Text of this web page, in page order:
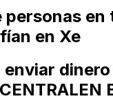
personas en
en Xe
dinero